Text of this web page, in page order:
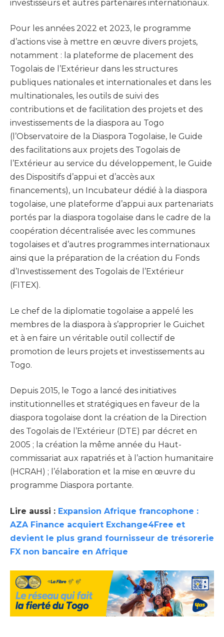
investisseurs et autres partenaires internationaux.
Pour les années 2022 et 2023, le programme
d’actions vise à mettre en œuvre divers projets,
notamment : la plateforme de placement des
Togolais de l’Extérieur dans les structures
publiques nationales et internationales et dans les
multinationales, les outils de suivi des
contributions et de facilitation des projets et des
investissements de la diaspora au Togo
(l’Observatoire de la Diaspora Togolaise, le Guide
des facilitations aux projets des Togolais de
l’Extérieur au service du développement, le Guide
des Dispositifs d’appui et d’accès aux
financements), un Incubateur dédié à la diaspora
togolaise, une plateforme d’appui aux partenariats
portés par la diaspora togolaise dans le cadre de la
coopération décentralisée avec les communes
togolaises et d’autres programmes internationaux
ainsi que la préparation de la création du Fonds
d’Investissement des Togolais de l’Extérieur
(FITEX).
Le chef de la diplomatie togolaise a appelé les
membres de la diaspora à s’approprier le Guichet
et à en faire un véritable outil collectif de
promotion de leurs projets et investissements au
Togo.
Depuis 2015, le Togo a lancé des initiatives
institutionnelles et stratégiques en faveur de la
diaspora togolaise dont la création de la Direction
des Togolais de l’Extérieur (DTE) par décret en
2005 ; la création la même année du Haut-
commissariat aux rapatriés et à l’action humanitaire
(HCRAH) ; l’élaboration et la mise en œuvre du
programme Diaspora portante.
Lire aussi : Expansion Afrique francophone :
AZA Finance acquiert Exchange4Free et
devient le plus grand fournisseur de trésorerie
FX non bancaire en Afrique